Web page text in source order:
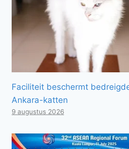
Faciliteit beschermt
Ankara-katten
9 augustus 2026